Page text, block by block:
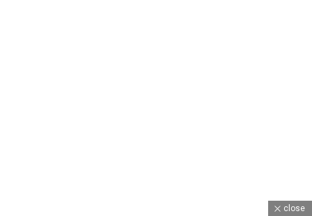
close